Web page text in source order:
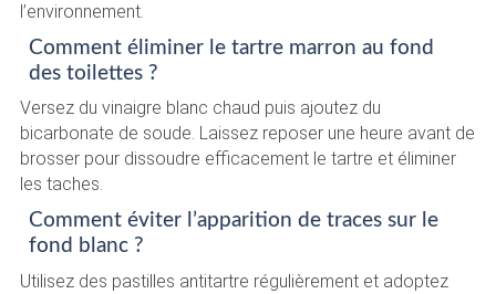
l’environnement.
Comment éliminer le tartre marron au fond
des toilettes ?
Versez du vinaigre blanc chaud puis ajoutez du
bicarbonate de soude. Laissez reposer une heure avant de
brosser pour dissoudre efficacement le tartre et éliminer
les taches.
Comment éviter l’apparition de traces sur le
fond blanc ?
Utilisez des pastilles antitartre régulièrement et adoptez